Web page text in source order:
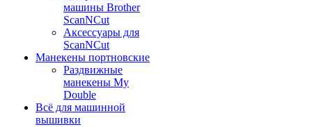
машины Brother
ScanNCut
Аксессуары для
ScanNCut
Манекены портновские
Раздвижные
манекены My
Double
Всё для машинной
вышивки